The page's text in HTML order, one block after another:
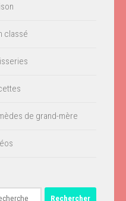
classé
de grand-mère
: